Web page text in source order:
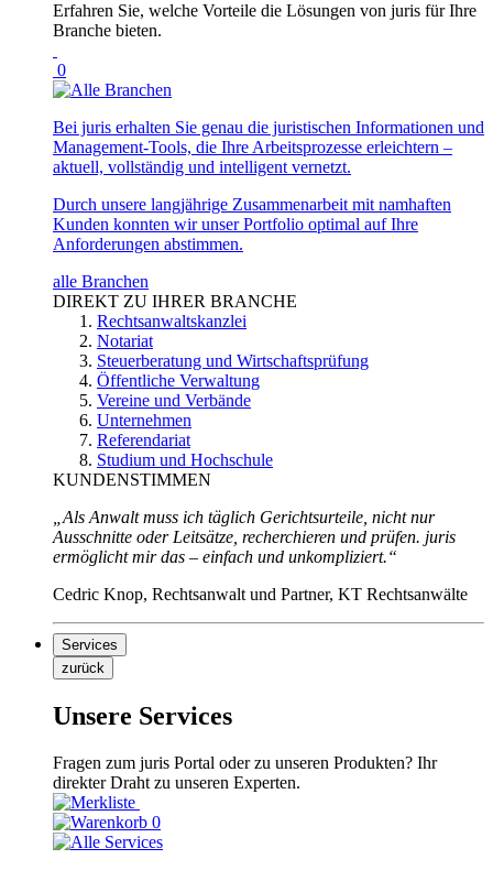
Erfahren Sie, welche Vorteile die Lösungen von juris für Ihre
Branche bieten.
0
Bei juris erhalten Sie genau die juristischen Informationen und
Management-Tools, die Ihre Arbeitsprozesse erleichtern –
aktuell, vollständig und intelligent vernetzt.
Durch unsere langjährige Zusammenarbeit mit namhaften
Kunden konnten wir unser Portfolio optimal auf Ihre
Anforderungen abstimmen.
alle Branchen
DIREKT ZU IHRER BRANCHE
Rechtsanwaltskanzlei
Notariat
Steuerberatung und Wirtschaftsprüfung
Öffentliche Verwaltung
Vereine und Verbände
Unternehmen
Referendariat
Studium und Hochschule
KUNDENSTIMMEN
„Als Anwalt muss ich täglich Gerichtsurteile, nicht nur
Ausschnitte oder Leitsätze, recherchieren und prüfen. juris
ermöglicht mir das – einfach und unkompliziert.“
Cedric Knop, Rechtsanwalt und Partner, KT Rechtsanwälte
Services
zurück
Unsere Services
Fragen zum juris Portal oder zu unseren Produkten? Ihr
direkter Draht zu unseren Experten.
0